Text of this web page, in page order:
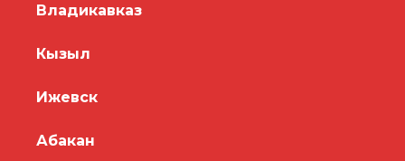
Владикавказ
Кызыл
Ижевск
Абакан